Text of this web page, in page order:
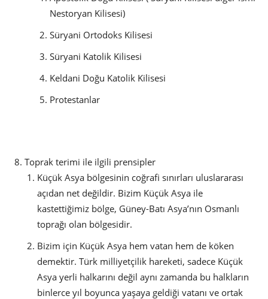
Nestoryan Kilisesi)
Süryani Ortodoks Kilisesi
Süryani Katolik Kilisesi
Keldani Doğu Katolik Kilisesi
Protestanlar
Toprak terimi ile ilgili prensipler
Küçük Asya bölgesinin coğrafi sınırları uluslararası
açıdan net değildir. Bizim Küçük Asya ile
kastettiğimiz bölge, Güney-Batı Asya’nın Osmanlı
toprağı olan bölgesidir.
Bizim için Küçük Asya hem vatan hem de köken
demektir. Türk milliyetçilik hareketi, sadece Küçük
Asya yerli halkarını değil aynı zamanda bu halkların
binlerce yıl boyunca yaşaya geldiği vatanı ve ortak